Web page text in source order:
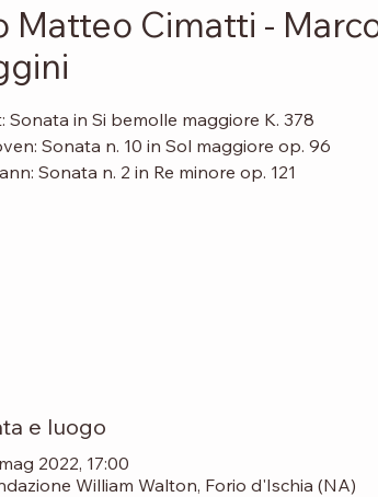
Matteo Cimatti -
Sonata in Si bemolle maggiore K. 378
Sonata n. 10 in Sol maggiore op. 96
Sonata n. 2 in Re minore op. 121
e luogo
2022, 17:00
William Walton, Forio d'Ischia (NA)